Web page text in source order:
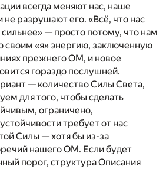
всегда меняют нас, наше
разрушают его. «Всё, что нас
— просто потому, что нам
своим «я» энергию, заключенную
прежнего ОМ, и новое
гораздо послушней.
— количество Силы Света,
для того, чтобы сделать
ограничено,
требует от нас
Силы — хотя бы из-за
нашего ОМ. Если будет
порог, структура Описания